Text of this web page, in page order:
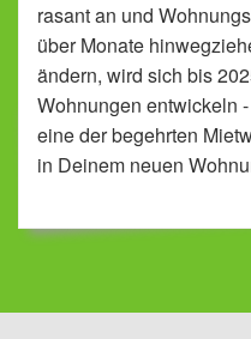
rasant an und
über Monate
ändern, wird sich bis
Wohnungen entwickeln
eine der begehrten
in Deinem neuen
Wunsch nach